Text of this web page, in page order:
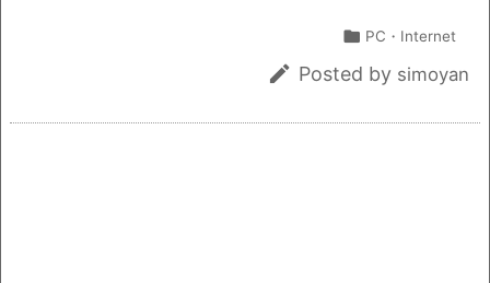
y
 PC・Internet
 Posted by simoyan